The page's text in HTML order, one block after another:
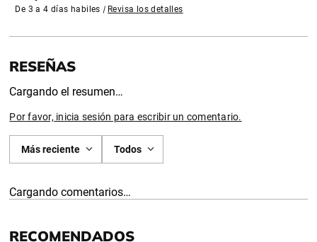
De 3 a 4 días habiles | Revisa los detalles
Cargando el resumen…
Por favor, inicia sesión para escribir un comentario.
Más reciente Todos
Cargando comentarios…
RECOMENDADOS